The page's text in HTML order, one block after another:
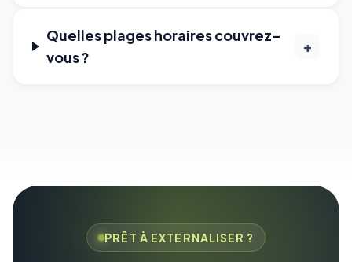
Quelles plages horaires couvrez-
vous ?
+
PRÊT À EXTERNALISER ?